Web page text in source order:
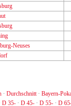
Neuses
· Durchschnitt· Bayern-
D 35- · D 45- · D 55- · D